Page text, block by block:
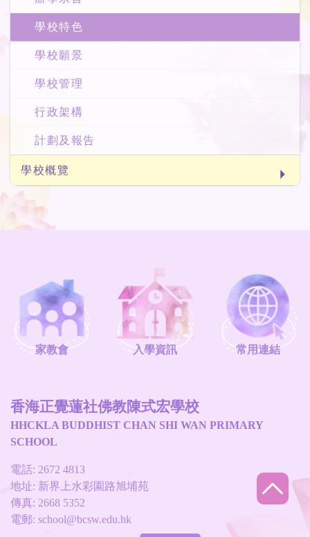
學校特色
學校願景
學校管理
行政架構
計劃及報告
學校概覽
家教會 入學資訊 常用連結
香海正覺蓮社佛教陳式宏學校
HHCKLA BUDDHIST CHAN SHI WAN PRIMARY
SCHOOL
電話: 2672 4813
地址: 新界上水彩園路旭埔苑
傳真: 2668 5352
電郵: school@bcsw.edu.hk